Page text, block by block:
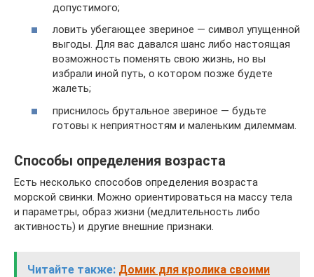
допустимого;
ловить убегающее звериное — символ упущенной
выгоды. Для вас давался шанс либо настоящая
возможность поменять свою жизнь, но вы
избрали иной путь, о котором позже будете
жалеть;
приснилось брутальное звериное — будьте
готовы к неприятностям и маленьким дилеммам.
Способы определения возраста
Есть несколько способов определения возраста
морской свинки. Можно ориентироваться на массу тела
и параметры, образ жизни (медлительность либо
активность) и другие внешние признаки.
Читайте также: Домик для кролика своими